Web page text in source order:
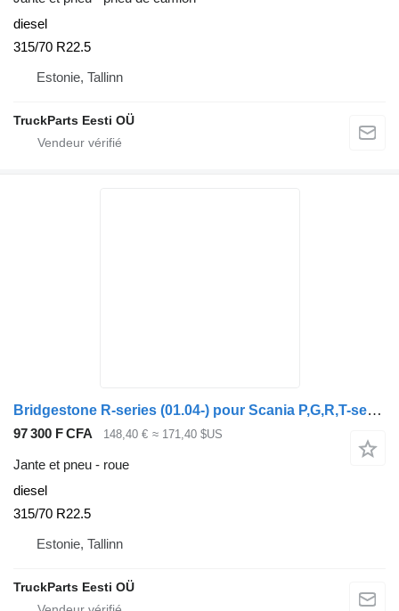
diesel
315/70 R22.5
Estonie, Tallinn
TruckParts Eesti OÜ
Bridgestone R-series (01.04-) pour Scania P,G,R,T-series (2004-2017)
97 300 F CFA 148,40 € ≈ 171,40 $US
Jante et pneu - roue
diesel
315/70 R22.5
Estonie, Tallinn
TruckParts Eesti OÜ